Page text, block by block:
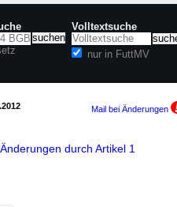
Volltextsuche
nur in FuttMV
Mail bei Änderungen
durch Artikel 1